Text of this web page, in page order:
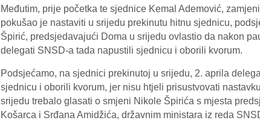
Međutim, prije početka te sjednice Kemal Ademović,
pokušao je nastaviti u srijedu prekinutu hitnu sjednicu,
Špirić, predsjedavajući Doma u srijedu ovlastio da nakon
delegati SNSD-a tada napustili sjednicu i oborili kvorum.
Podsjećamo, na sjednici prekinutoj u srijedu, 2. aprila
sjednicu i oborili kvorum, jer nisu htjeli prisustvovati
srijedu trebalo glasati o smjeni Nikole Špirića s mjesta
Košarca i Srđana Amidžića, državnim ministara iz reda